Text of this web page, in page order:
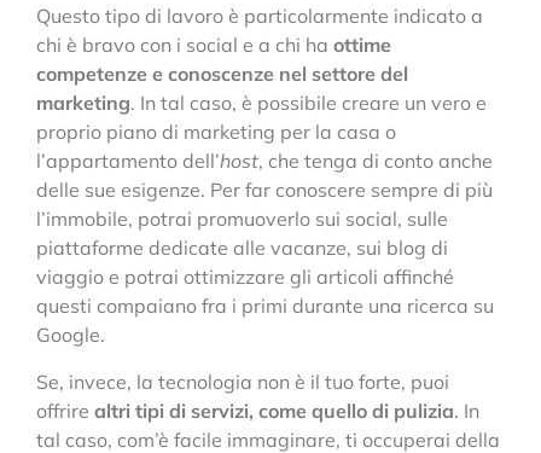
Questo tipo di lavoro è particolarmente indicato a
chi è bravo con i social e a chi ha ottime
competenze e conoscenze nel settore del
marketing. In tal caso, è possibile creare un vero e
proprio piano di marketing per la casa o
l’appartamento dell’host, che tenga di conto anche
delle sue esigenze. Per far conoscere sempre di più
l’immobile, potrai promuoverlo sui social, sulle
piattaforme dedicate alle vacanze, sui blog di
viaggio e potrai ottimizzare gli articoli affinché
questi compaiano fra i primi durante una ricerca su
Google.
Se, invece, la tecnologia non è il tuo forte, puoi
offrire altri tipi di servizi, come quello di pulizia. In
tal caso, com’è facile immaginare, ti occuperai della